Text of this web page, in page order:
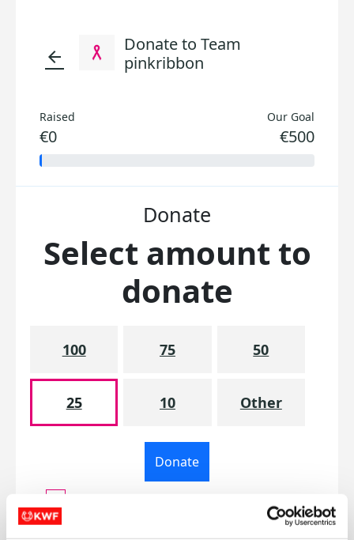
arrow_back
Donate to Team
pinkribbon
Raised
€0
Our Goal
€500
Donate
Select amount to
donate
100 75 50
25 10 Other
Donate
I'd like to remain anonymous to the
fundraiser